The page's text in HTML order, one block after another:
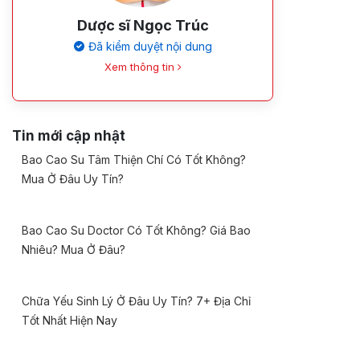
Dược sĩ Ngọc Trúc
Đã kiểm duyệt nội dung
Xem thông tin
Tin mới cập nhật
Bao Cao Su Tâm Thiện Chí Có Tốt Không?
Mua Ở Đâu Uy Tín?
Bao Cao Su Doctor Có Tốt Không? Giá Bao
Nhiêu? Mua Ở Đâu?
Chữa Yếu Sinh Lý Ở Đâu Uy Tín? 7+ Địa Chỉ
Tốt Nhất Hiện Nay